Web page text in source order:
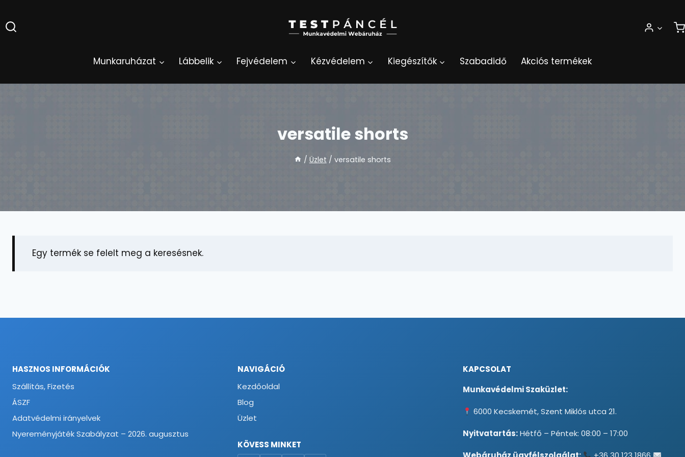
to
content
Munkaruházat Lábbelik Fejvédelem Kézvédelem Kiegészítők Szabadidő Akciós termékek
versatile shorts
/ Üzlet / versatile shorts
Egy termék se felelt meg a keresésnek.
HASZNOS INFORMÁCIÓK
Szállítás, Fizetés
ÁSZF
Adatvédelmi irányelvek
Nyereményjáték Szabályzat – 2026. augusztus
NAVIGÁCIÓ
Kezdőoldal
Blog
Üzlet
KÖVESS MINKET
KAPCSOLAT
Munkavédelmi Szaküzlet:
6000 Kecskemét, Szent Miklós utca 21.
Nyitvatartás:Hétfő – Péntek: 08:00 – 17:00